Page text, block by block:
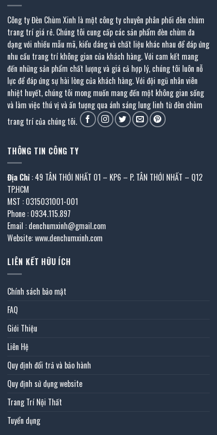
Công ty Đèn Chùm Xinh là một công ty chuyên phân phối đèn chùm
trang trí giá rẻ. Chúng tôi cung cấp các sản phẩm đèn chùm đa
dạng với nhiều mẫu mã, kiểu dáng và chất liệu khác nhau để đáp ứng
nhu cầu trang trí không gian của khách hàng. Với cam kết mang
đến những sản phẩm chất lượng và giá cả hợp lý, chúng tôi luôn nỗ
lực để đáp ứng sự hài lòng của khách hàng. Với đội ngũ nhân viên
nhiệt huyết, chúng tôi mong muốn mang đến một không gian sống
và làm việc thú vị và ấn tượng qua ánh sáng lung linh từ đèn chùm
trang trí của chúng tôi.
THÔNG TIN CÔNG TY
Địa Chỉ : 49 TÂN THỚI NHẤT 01 – KP6 – P. TÂN THỚI NHẤT – Q12
TP.HCM
MST : 0315031001-001
Phone : 0934.115.897
Email : denchumxinh@gmail.com
Website: www.denchumxinh.com
LIÊN KẾT HỮU ÍCH
Chính sách bảo mật
FAQ
Giới Thiệu
Liên Hệ
Quy định đổi trả và bảo hành
Quy định sử dụng website
Trang Trí Nội Thất
Tuyển dụng